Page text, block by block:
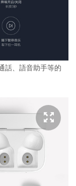
話、語音助手等的